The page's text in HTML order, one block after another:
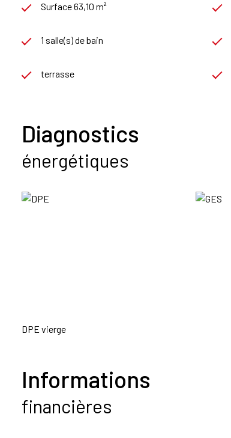
Surface 63,10 m²
1 salle(s) de bain
terrasse
Diagnostics
énergétiques
DPE vierge
Informations
financières